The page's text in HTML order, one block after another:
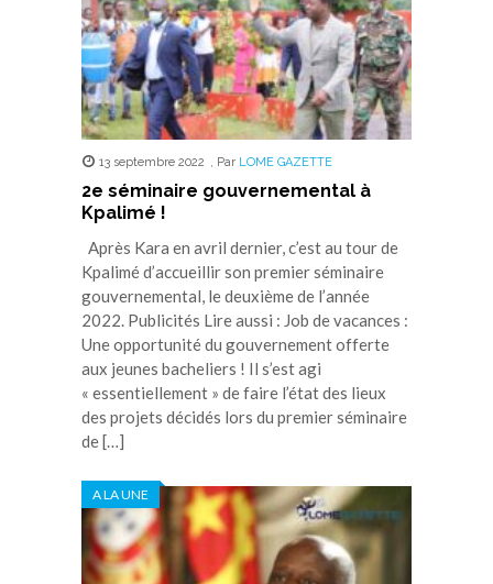
13 septembre 2022 , Par LOME GAZETTE
2e séminaire gouvernemental à
Kpalimé !
Après Kara en avril dernier, c’est au tour de
Kpalimé d’accueillir son premier séminaire
gouvernemental, le deuxième de l’année
2022. Publicités Lire aussi : Job de vacances :
Une opportunité du gouvernement offerte
aux jeunes bacheliers ! Il s’est agi
« essentiellement » de faire l’état des lieux
des projets décidés lors du premier séminaire
de […]
A LA UNE